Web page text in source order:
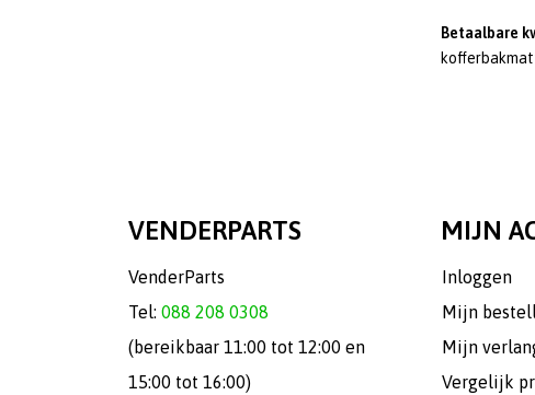
Betaalbare
VENDERPARTS
VenderParts
Tel: 088 208 0308
(bereikbaar 11:00 tot 12:00 en
15:00 tot 16:00)
MIJN
Inloggen
Mijn
Mijn
Vergelijk